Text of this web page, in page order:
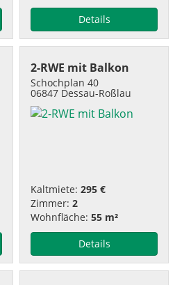
Details
2-RWE mit Balkon
Schochplan 40
06847 Dessau-Roßlau
Kaltmiete: 295 €
Zimmer: 2
Wohnfläche: 55 m²
Details